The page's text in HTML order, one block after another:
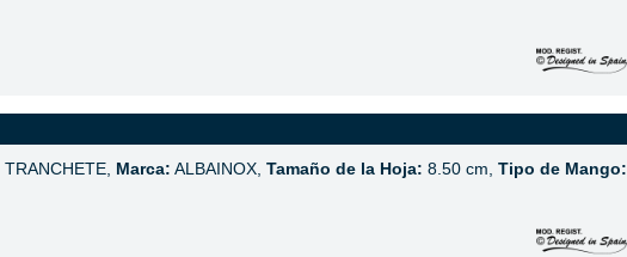
TRANCHETE, Marca: ALBAINOX, Tamaño de la Hoja: 8.50 cm, Tipo de Mango: